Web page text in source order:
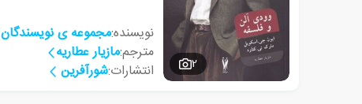
2
نویسنده:مجموعه ی نویسندگان
مترجم:مازیار عطاریه
انتشارات:شورآفرین